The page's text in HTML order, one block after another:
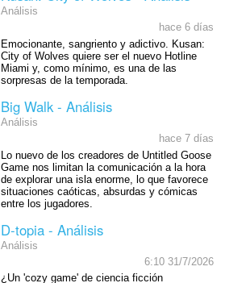
Análisis
hace 6 días
Emocionante, sangriento y adictivo. Kusan:
City of Wolves quiere ser el nuevo Hotline
Miami y, como mínimo, es una de las
sorpresas de la temporada.
Big Walk - Análisis
Análisis
hace 7 días
Lo nuevo de los creadores de Untitled Goose
Game nos limitan la comunicación a la hora
de explorar una isla enorme, lo que favorece
situaciones caóticas, absurdas y cómicas
entre los jugadores.
D-topia - Análisis
Análisis
6:10 31/7/2026
¿Un 'cozy game' de ciencia ficción